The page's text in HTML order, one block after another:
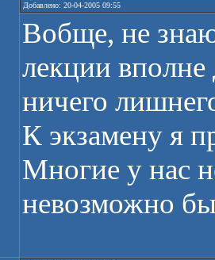
Добавлено: 20-04-2005 09:55
Вобще, не
лекции вполне
ничего
К экзамену я
Многие у нас
невозможно